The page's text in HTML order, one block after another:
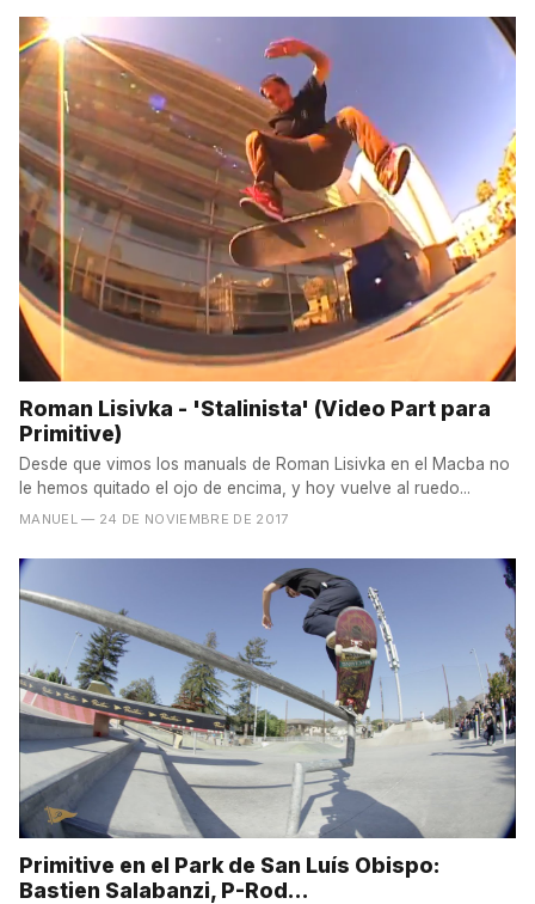
Roman Lisivka - 'Stalinista' (Video Part para
Primitive)
Desde que vimos los manuals de Roman Lisivka en el Macba no
le hemos quitado el ojo de encima, y hoy vuelve al ruedo...
MANUEL — 24 DE NOVIEMBRE DE 2017
Primitive en el Park de San Luís Obispo:
Bastien Salabanzi, P-Rod...